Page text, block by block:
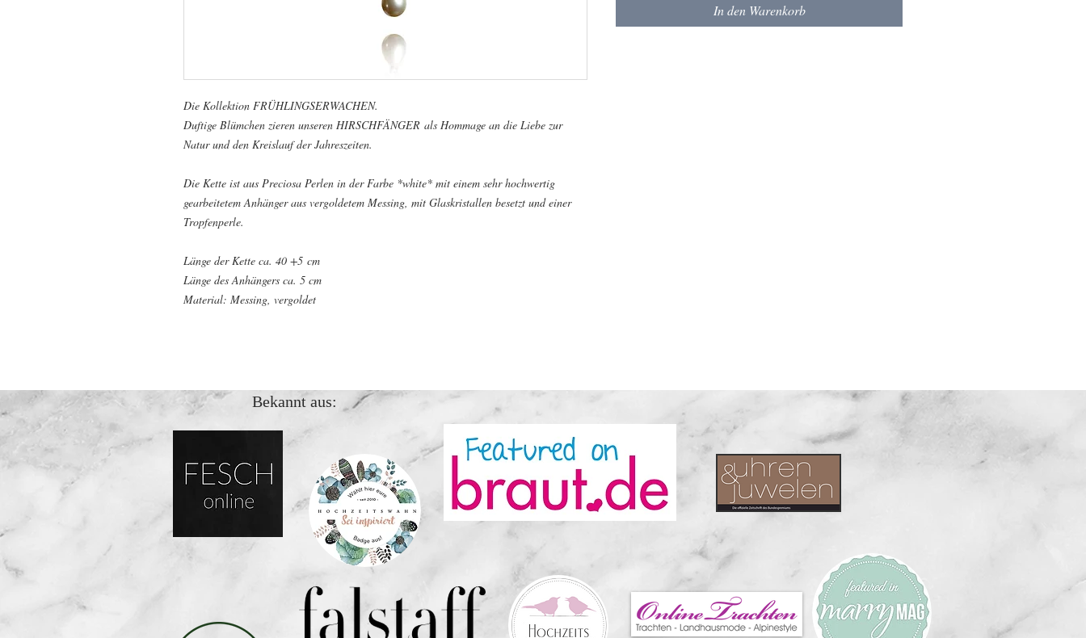
Die Kollektion FRÜHLINGSERWACHEN.
Duftige Blümchen zieren unseren HIRSCHFÄNGER als Hommage an die Liebe zur
Natur und den Kreislauf der Jahreszeiten.
Die Kette ist aus Preciosa Perlen in der Farbe *white* mit einem sehr hochwertig
gearbeitetem Anhänger aus vergoldetem Messing, mit Glaskristallen besetzt und einer
Tropfenperle.
Länge der Kette ca. 40 +5 cm
Länge des Anhängers ca. 5 cm
Material: Messing, vergoldet
In den Warenkorb
Bekannt aus: